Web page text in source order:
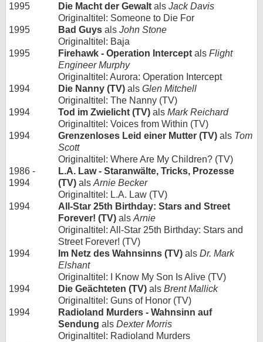
1995
Die Macht der Gewalt als Jack Davis
Originaltitel: Someone to Die For
1995
Bad Guys als John Stone
Originaltitel: Baja
1995
Firehawk - Operation Intercept als Flight
Engineer Murphy
Originaltitel: Aurora: Operation Intercept
1994
Die Nanny (TV) als Glen Mitchell
Originaltitel: The Nanny (TV)
1994
Tod im Zwielicht (TV) als Mark Reichard
Originaltitel: Voices from Within (TV)
1994
Grenzenloses Leid einer Mutter (TV) als Tom
Scott
Originaltitel: Where Are My Children? (TV)
1986 -
1994
L.A. Law - Staranwälte, Tricks, Prozesse
(TV) als Arnie Becker
Originaltitel: L.A. Law (TV)
1994
All-Star 25th Birthday: Stars and Street
Forever! (TV) als Arnie
Originaltitel: All-Star 25th Birthday: Stars and
Street Forever! (TV)
1994
Im Netz des Wahnsinns (TV) als Dr. Mark
Elshant
Originaltitel: I Know My Son Is Alive (TV)
1994
Die Geächteten (TV) als Brent Mallick
Originaltitel: Guns of Honor (TV)
1994
Radioland Murders - Wahnsinn auf
Sendung als Dexter Morris
Originaltitel: Radioland Murders